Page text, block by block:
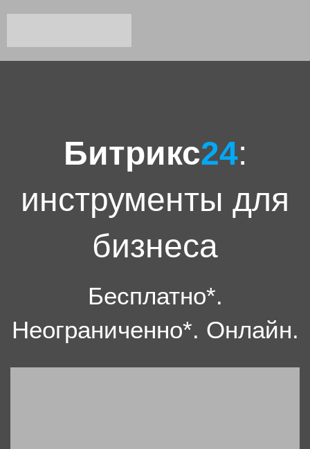
Битрикс24:
инструменты для
бизнеса
Бесплатно*.
Неограниченно*. Онлайн.